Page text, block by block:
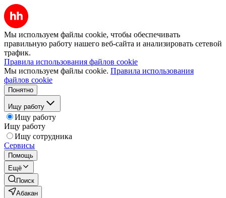
Мы используем файлы cookie, чтобы обеспечивать
правильную работу нашего веб-сайта и анализировать сетевой
трафик.
Правила использования файлов cookie
Мы используем файлы cookie. Правила использования
файлов cookie
Понятно
Ищу работу
Ищу работу
Ищу работу
Ищу сотрудника
Сервисы
Помощь
Ещё
Поиск
Абакан